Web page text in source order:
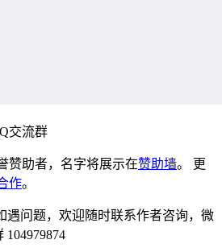
交流群
赞助者，名字将展示在赞助墙。 更
作。
遇问题，欢迎随时联系作者咨询，微
104979874